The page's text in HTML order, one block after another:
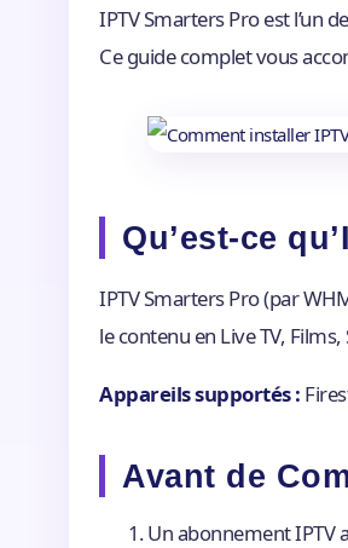
IPTV Smarters Pro est l’un
Ce guide complet vous
Qu’est-ce
IPTV Smarters Pro (par
le contenu en Live TV,
Appareils supportés :
Avant de
Un abonnement IPTV